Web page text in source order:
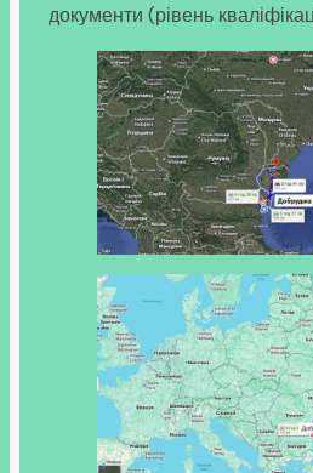
документи (рівень